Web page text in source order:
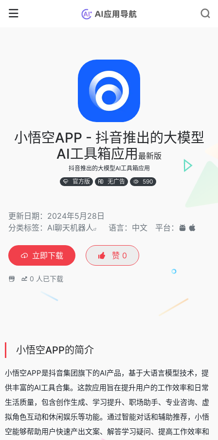
小悟空APP - 抖音推出的大模型
AI工具箱应用 最新版
抖音推出的大模型AI工具箱应用
官方版
无广告 590
更新日期：2024年5月28日
分类标签： AI聊天机器人 语言：中文 平台：
立即下载 赞 0
0 人已下载
小悟空APP的简介
小悟空APP是抖音集团旗下的AI产品，基于大语言模型技术，提
供丰富的AI工具合集。这款应用旨在提升用户的工作效率和日常
生活质量，包含创作生成、学习提升、职场助手、专业咨询、虚
拟角色互动和休闲娱乐等功能。通过智能对话和辅助推荐，小悟
空能够帮助用户快速产出文案、解答学习疑问、提高工作效率和